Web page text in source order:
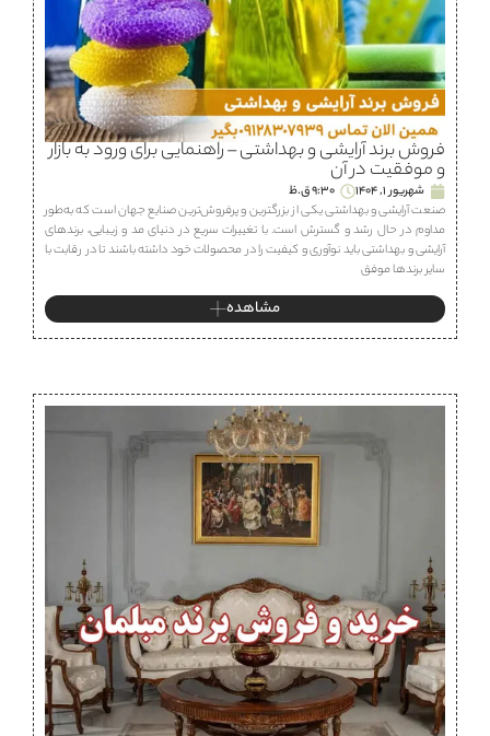
فروش برند آرایشی و بهداشتی – راهنمایی برای ورود به بازار
و موفقیت در آن
شهریور 1, 1404
9:30 ق.ظ
صنعت آرایشی و بهداشتی یکی از بزرگترین و پرفروش‌ترین صنایع جهان است که به‌طور
مداوم در حال رشد و گسترش است. با تغییرات سریع در دنیای مد و زیبایی، برندهای
آرایشی و بهداشتی باید نوآوری و کیفیت را در محصولات خود داشته باشند تا در رقابت با
سایر برندها موفق
مشاهده